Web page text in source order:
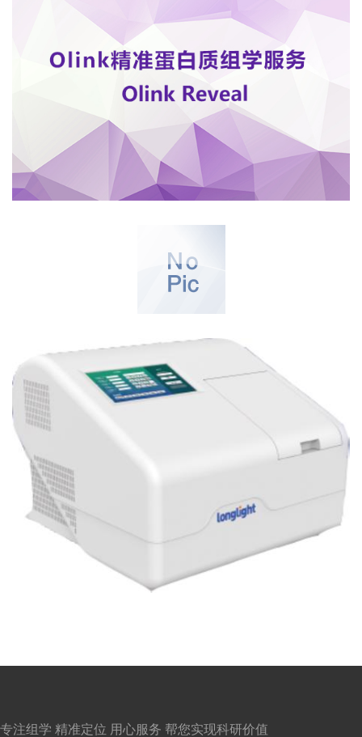
专注组学 精准定位 用心服务 帮您实现科研价值